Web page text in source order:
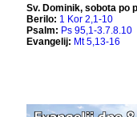
Bazilika
12 months
Photo